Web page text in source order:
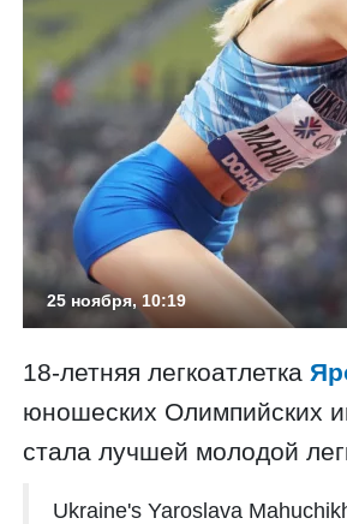
25 ноября, 10:19
18-летняя легкоатлетка
юношеских Олимпийских
стала лучшей молодой
Ukraine's Yaroslava